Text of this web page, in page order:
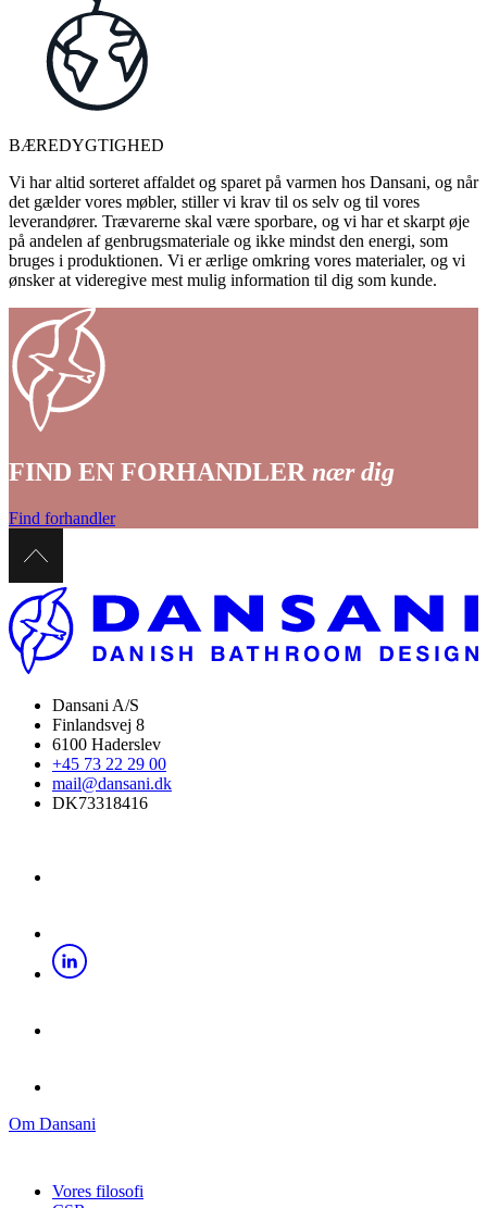
BÆREDYGTIGHED
Vi har altid sorteret affaldet og sparet på varmen hos Dansani, og når
det gælder vores møbler, stiller vi krav til os selv og til vores
leverandører. Trævarerne skal være sporbare, og vi har et skarpt øje
på andelen af genbrugsmateriale og ikke mindst den energi, som
bruges i produktionen. Vi er ærlige omkring vores materialer, og vi
ønsker at videregive mest mulig information til dig som kunde.
FIND EN FORHANDLER nær dig
Find forhandler
Dansani A/S
Finlandsvej 8
6100 Haderslev
+45 73 22 29 00
mail@dansani.dk
DK73318416
Om Dansani
Vores filosofi